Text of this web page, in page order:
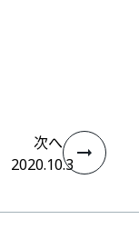
次へ
2020.10.3